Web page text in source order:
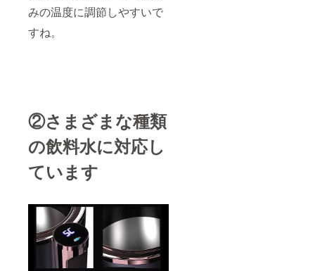
みの温度に調節しやすいで
すね。
②さまざまな種類
の飲料水に対応し
ています